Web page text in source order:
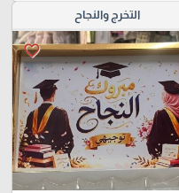
التخرج والنجاح
favorite_border